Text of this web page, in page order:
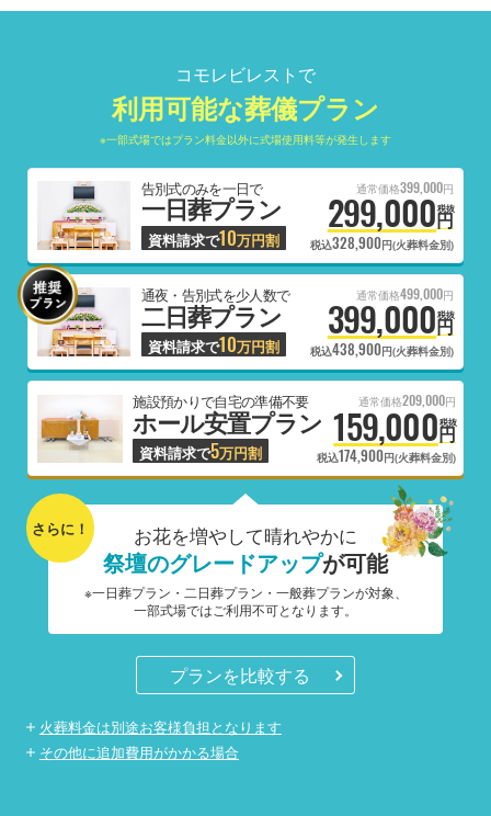
コモレビレストで
利用可能な葬儀プラン
※一部式場ではプラン料金以外に式場使用料等が発生します
告別式のみを一日で
一日葬プラン
資料請求で10万円割
通常価格399,000円
299,000円
税抜
税込328,900円(火葬料金別)
通夜・告別式を少人数で
二日葬プラン
資料請求で10万円割
通常価格499,000円
399,000円
税抜
税込438,900円(火葬料金別)
施設預かりで自宅の準備不要
ホール安置プラン
資料請求で5万円割
通常価格209,000円
159,000円
税抜
税込174,900円(火葬料金別)
さらに！ お花を増やして晴れやかに
祭壇のグレードアップが可能
※一日葬プラン・二日葬プラン・一般葬プランが対象、
一部式場ではご利用不可となります。
プランを比較する
火葬料金は別途お客様負担となります
その他に追加費用がかかる場合